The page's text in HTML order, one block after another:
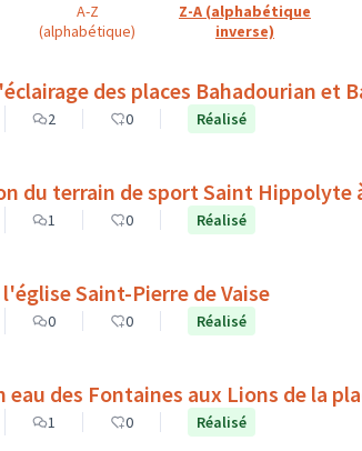
A-Z
(alphabétique)
Z-A (alphabétique
inverse)
des places Bahadourian et
2 0 Réalisé
du terrain de sport Saint Hippolyte
1 0 Réalisé
Saint-Pierre de Vaise
0 0 Réalisé
eau des Fontaines aux Lions de la
1 0 Réalisé